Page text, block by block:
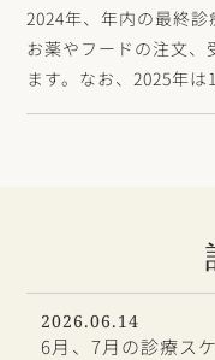
2024年、年内の最終診
お薬やフードの注文、
ます。なお、2025年は
2026.06.14
6月、7月の診療ス